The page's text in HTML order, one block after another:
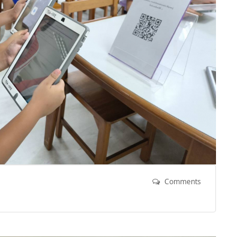
Comments